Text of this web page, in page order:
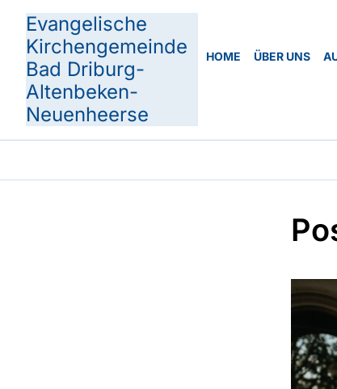
Evangelische
Kirchengemeinde
Bad Driburg-
Altenbeken-
Neuenheerse
HOME ÜBER UNS